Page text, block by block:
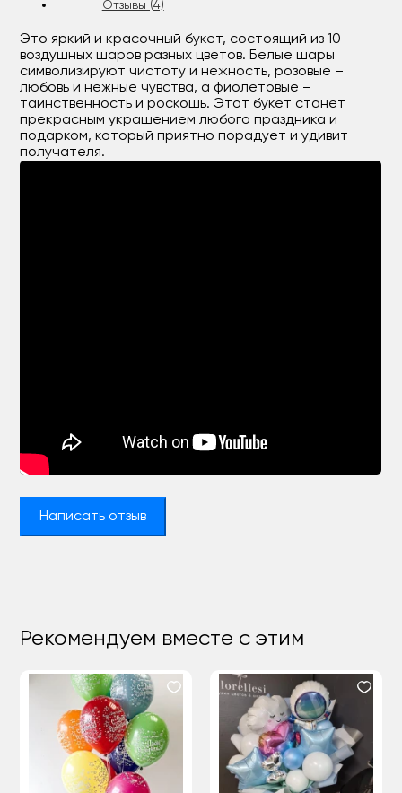
Отзывы (4)
Это яркий и красочный букет, состоящий из 10
воздушных шаров разных цветов. Белые шары
символизируют чистоту и нежность, розовые –
любовь и нежные чувства, а фиолетовые –
таинственность и роскошь. Этот букет станет
прекрасным украшением любого праздника и
подарком, который приятно порадует и удивит
получателя.
Написать отзыв
Рекомендуем вместе с этим